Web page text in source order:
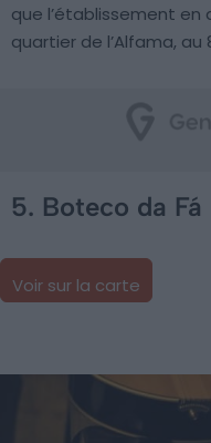
que l’établissement en
quartier de l’Alfama, au
5. Boteco da Fá
Voir sur la carte